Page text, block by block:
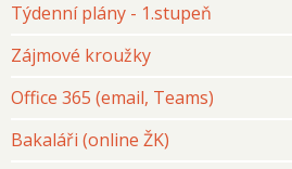
Týdenní plány - 1.stupeň
Zájmové kroužky
Office 365 (email, Teams)
Bakaláři (online ŽK)